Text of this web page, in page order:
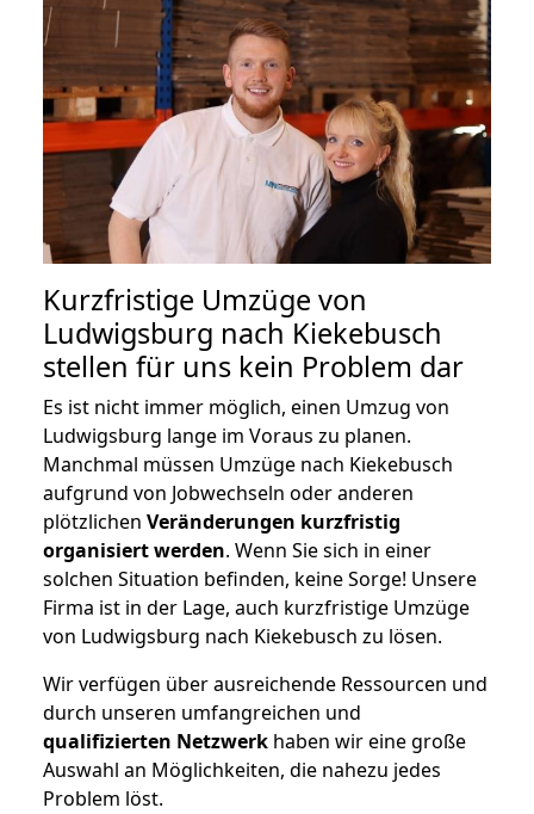
Kurzfristige Umzüge von
Ludwigsburg nach Kiekebusch
stellen für uns kein Problem dar
Es ist nicht immer möglich, einen Umzug von
Ludwigsburg lange im Voraus zu planen.
Manchmal müssen Umzüge nach Kiekebusch
aufgrund von Jobwechseln oder anderen
plötzlichen Veränderungen kurzfristig
organisiert werden. Wenn Sie sich in einer
solchen Situation befinden, keine Sorge! Unsere
Firma ist in der Lage, auch kurzfristige Umzüge
von Ludwigsburg nach Kiekebusch zu lösen.
Wir verfügen über ausreichende Ressourcen und
durch unseren umfangreichen und
qualifizierten Netzwerk haben wir eine große
Auswahl an Möglichkeiten, die nahezu jedes
Problem löst.